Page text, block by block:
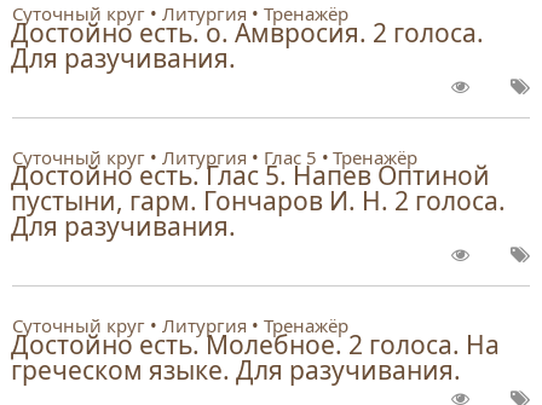
Суточный круг Литургия Тренажёр
Достойно есть. о. Амвросия. 2 голоса.
Для разучивания.
Суточный круг Литургия Глас 5 Тренажёр
Достойно есть. Глас 5. Напев Оптиной
пустыни, гарм. Гончаров И. Н. 2 голоса.
Для разучивания.
Суточный круг Литургия Тренажёр
Достойно есть. Молебное. 2 голоса. На
греческом языке. Для разучивания.